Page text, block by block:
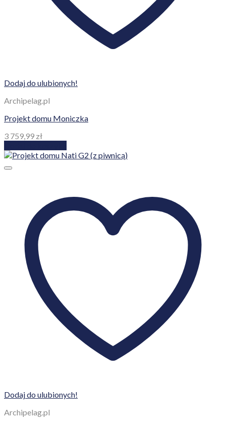
Dodaj do ulubionych!
Archipelag.pl
Projekt domu Moniczka
3 759,99 zł
Dodaj do ulubionych!
Archipelag.pl